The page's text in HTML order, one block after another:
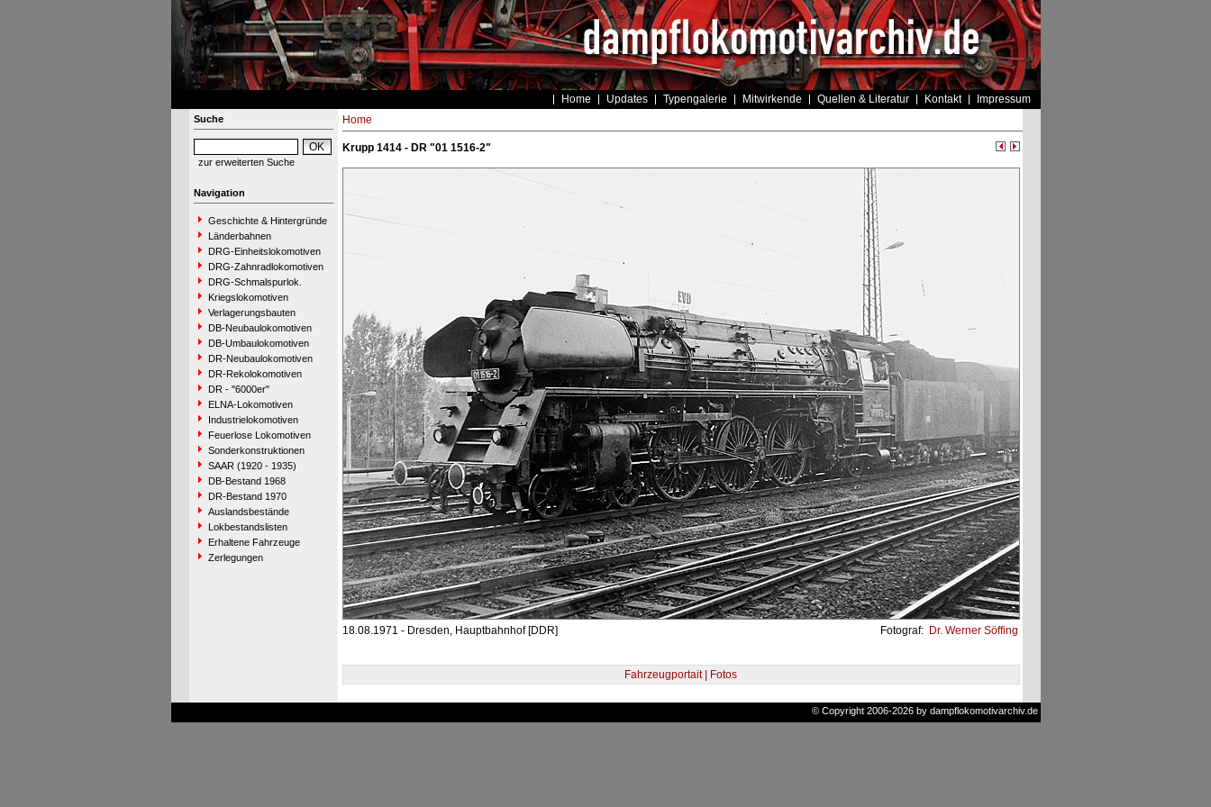
Home Updates Typengalerie Mitwirkende Quellen & Literatur Kontakt Impressum
Suche
zur erweiterten Suche
Navigation
Geschichte & Hintergründe
Länderbahnen
DRG-Einheitslokomotiven
DRG-Zahnradlokomotiven
DRG-Schmalspurlok.
Kriegslokomotiven
Verlagerungsbauten
DB-Neubaulokomotiven
DB-Umbaulokomotiven
DR-Neubaulokomotiven
DR-Rekolokomotiven
DR - "6000er"
ELNA-Lokomotiven
Industrielokomotiven
Feuerlose Lokomotiven
Sonderkonstruktionen
SAAR (1920 - 1935)
DB-Bestand 1968
DR-Bestand 1970
Auslandsbestände
Lokbestandslisten
Erhaltene Fahrzeuge
Zerlegungen
Home
Krupp 1414 - DR "01 1516-2"
18.08.1971 - Dresden, Hauptbahnhof [DDR] Fotograf: Dr. Werner Söffing
Fahrzeugportait | Fotos
© Copyright 2006-2026 by dampflokomotivarchiv.de